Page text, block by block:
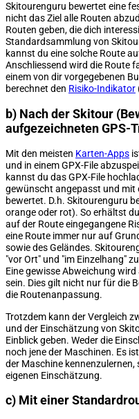
Skitourenguru bewertet eine
nicht das Ziel alle Routen
Routen geben, die dich
Standardsammlung von
kannst du eine solche Route
Anschliessend wird die Route
einem von dir vorgegebenen
berechnet den Risiko-Indikator
b) Nach der Skitour
aufgezeichneten GPS-
Mit den meisten Karten-Apps
und in einem GPX-File
kannst du das GPX-File
gewünscht angepasst und mit
bewertet. D.h. Skitourenguru
orange oder rot). So erhältst
auf der Route eingegangene
eine Route immer nur auf
sowie des Geländes.
"vor Ort" und "im Einzelhang"
Eine gewisse Abweichung
sein. Dies gilt nicht nur für die
die Routenanpassung.
Trotzdem kann der Vergleich
und der Einschätzung von
Einblick geben. Weder die
noch jene der Maschinen. Es
der Maschine
eigenen Einschätzung.
c) Mit einer